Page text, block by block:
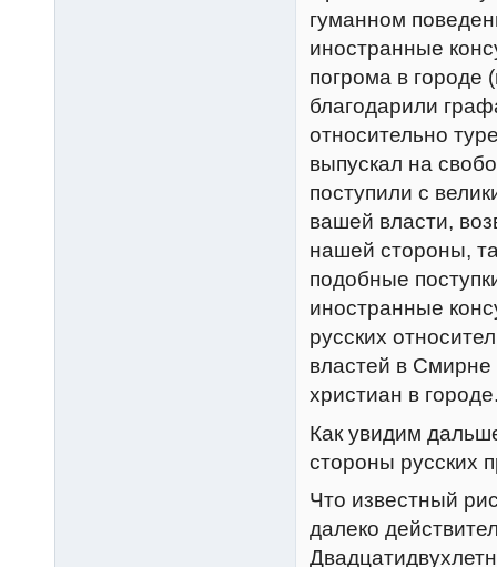
гуманном
иностранные
погрома в городе
благодарили
относительно
выпускал на
поступили с
вашей власти,
нашей стороны,
подобные
иностранные
русских
властей в Смирне
христиан в
Как увидим
стороны русских
Что известный
далеко